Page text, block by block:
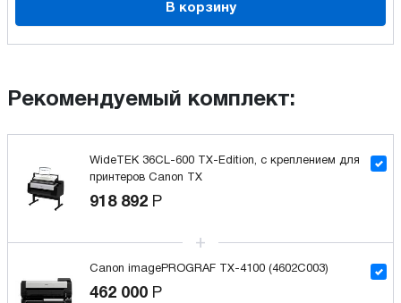
В корзину
Рекомендуемый комплект:
WideTEK 36CL-600 TX-Edition, с креплением для
принтеров Canon TX
918 892 Р
Canon imagePROGRAF TX-4100 (4602C003)
462 000 Р